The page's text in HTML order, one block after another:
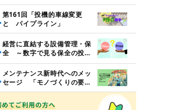
第161回「投機的車線変更
と パイプライン」
経営に直結する設備管理・保
全 ～数字で見る保全の投資
対効果～
メンテナンス新時代へのメッ
セージ 「モノづくりの要
～設備管理・保全と価値創造
～」